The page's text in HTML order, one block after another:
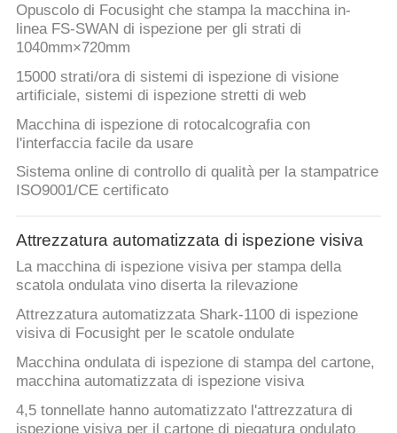
Opuscolo di Focusight che stampa la macchina in-
linea FS-SWAN di ispezione per gli strati di
1040mm×720mm
15000 strati/ora di sistemi di ispezione di visione
artificiale, sistemi di ispezione stretti di web
Macchina di ispezione di rotocalcografia con
l'interfaccia facile da usare
Sistema online di controllo di qualità per la stampatrice
ISO9001/CE certificato
Attrezzatura automatizzata di ispezione visiva
La macchina di ispezione visiva per stampa della
scatola ondulata vino diserta la rilevazione
Attrezzatura automatizzata Shark-1100 di ispezione
visiva di Focusight per le scatole ondulate
Macchina ondulata di ispezione di stampa del cartone,
macchina automatizzata di ispezione visiva
4,5 tonnellate hanno automatizzato l'attrezzatura di
ispezione visiva per il cartone di piegatura ondulato